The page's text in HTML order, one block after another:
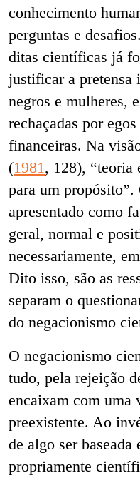
conhecimento
perguntas e
ditas científicas já
justificar a pretensa
negros e mulheres,
rechaçadas por
financeiras. Na
(1981 , 128), “teoria
para um propósito”.
apresentado como
geral, normal e
necessariamente,
Dito isso, são as
separam o
do negacionismo
O negacionismo
tudo, pela rejeição
encaixam com uma
preexistente. Ao
de algo ser baseada
propriamente